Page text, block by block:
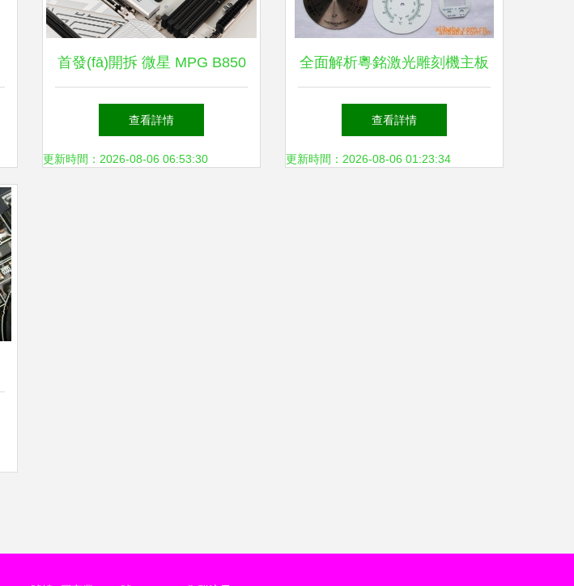
首發(fā)開拆 微星 MPG B850
EDGE TI WIFI 刀鋒鈦，高顏
值與強性能兼具
查看詳情
更新時間：2026-08-06 06:53:30
全面解析粵銘激光雕刻機主板
設(shè)計與接線方案 尋找最
佳系統(tǒng)架構(gòu)
查看詳情
更新時間：2026-08-06 01:23:34